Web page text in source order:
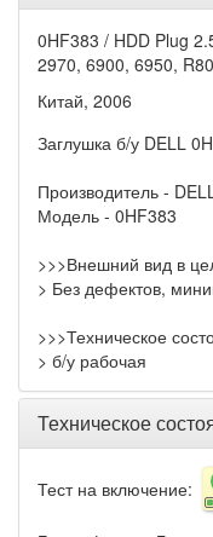
0HF383 / HDD Plug
2970, 6900, 6950,
Китай, 2006
Заглушка б/у DELL
Производитель -
Модель - 0HF383
>>>Внешний вид в
> Без дефектов,
>>>Техническое
> б/у рабочая
Техническое
Тест на включение: